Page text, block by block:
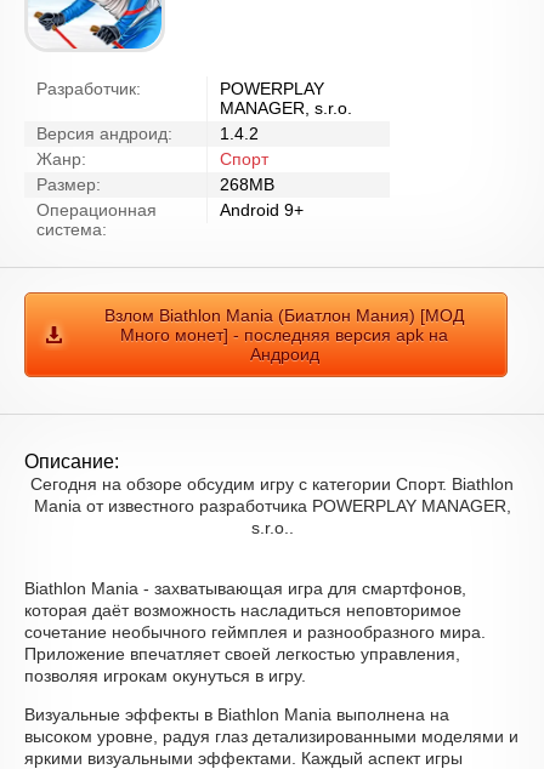
Разработчик:
POWERPLAY
MANAGER, s.r.o.
Версия андроид:
1.4.2
Жанр:
Спорт
Размер:
268MB
Операционная
система:
Android 9+
Взлом Biathlon Mania (Биатлон Мания) [МОД
Много монет] - последняя версия apk на
Андроид
Описание:
Сегодня на обзоре обсудим игру с категории Спорт. Biathlon
Mania от известного разработчика POWERPLAY MANAGER,
s.r.o..
Biathlon Mania - захватывающая игра для смартфонов,
которая даёт возможность насладиться неповторимое
сочетание необычного геймплея и разнообразного мира.
Приложение впечатляет своей легкостью управления,
позволяя игрокам окунуться в игру.
Визуальные эффекты в Biathlon Mania выполнена на
высоком уровне, радуя глаз детализированными моделями и
яркими визуальными эффектами. Каждый аспект игры